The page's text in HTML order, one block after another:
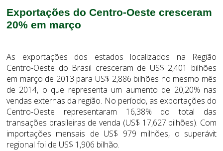
Exportações do Centro-Oeste cresceram
20% em março
As exportações dos estados localizados na Região
Centro-Oeste do Brasil cresceram de US$ 2,401 bilhões
em março de 2013 para US$ 2,886 bilhões no mesmo mês
de 2014, o que representa um aumento de 20,20% nas
vendas externas da região. No período, as exportações do
Centro-Oeste representaram 16,38% do total das
transações brasileiras de venda (US$ 17,627 bilhões). Com
importações mensais de US$ 979 milhões, o superávit
regional foi de US$ 1,906 bilhão.